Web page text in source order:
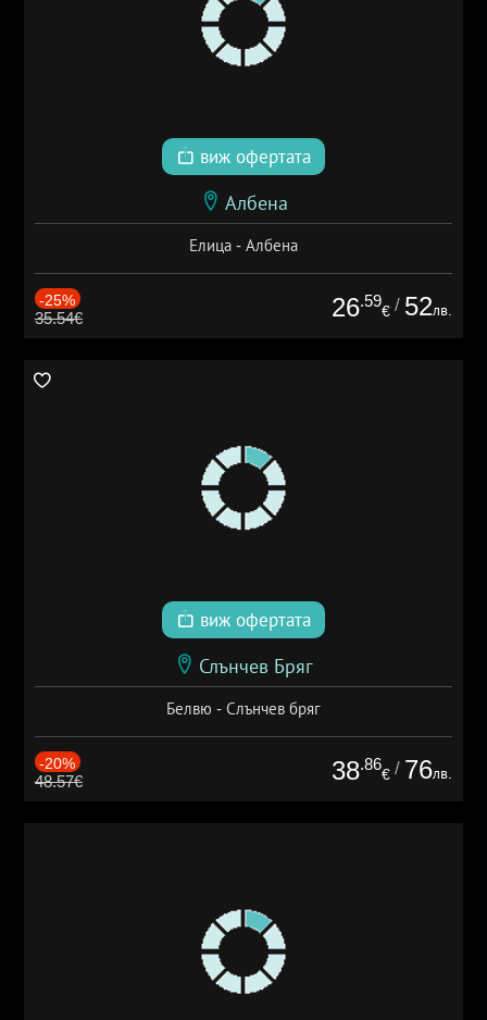
виж офертата
Албена
Елица - Албена
-25%
35.54€ 26.59
€ / 52лв.
виж офертата
Слънчев Бряг
Белвю - Слънчев бряг
-20%
48.57€ 38.86
€ / 76лв.